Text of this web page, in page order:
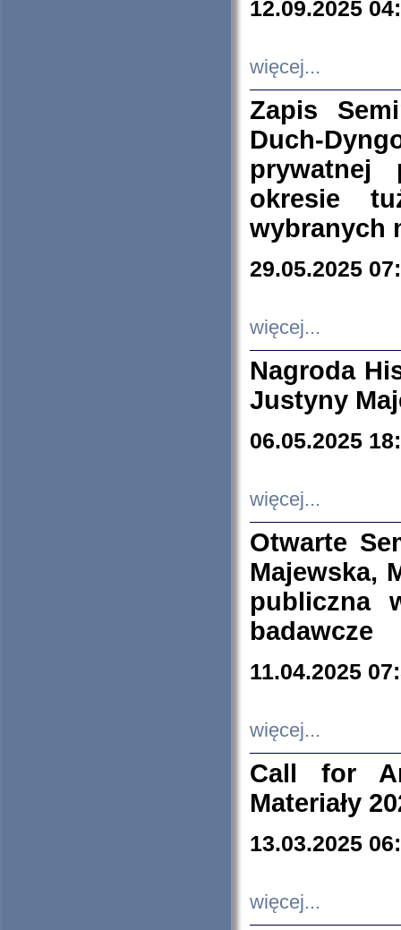
12.09.2025
więcej...
Zapis
Duch-
prywatnej
okresie
wybranych
29.05.2025
więcej...
Nagroda
Justyny
06.05.2025
więcej...
Otwarte
Majewska,
publiczna
badawcze
11.04.2025
więcej...
Call for
Materiały
13.03.2025
więcej...